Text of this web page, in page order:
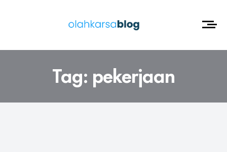
Tag: pekerjaan